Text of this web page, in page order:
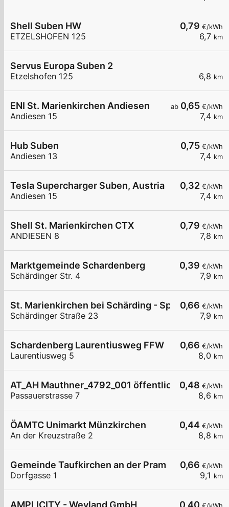
0,79 €/kWh
6,7 km
Shell Suben HW
ETZELSHOFEN 125
6,8 km
Servus Europa Suben 2
Etzelshofen 125
ab 0,65 €/kWh
7,4 km
ENI St. Marienkirchen Andiesen
Andiesen 15
0,75 €/kWh
7,4 km
Hub Suben
Andiesen 13
0,32 €/kWh
7,4 km
Tesla Supercharger Suben, Austria
Andiesen 15
0,79 €/kWh
7,8 km
Shell St. Marienkirchen CTX
ANDIESEN 8
0,39 €/kWh
7,9 km
Marktgemeinde Schardenberg
Schärdinger Str. 4
0,66 €/kWh
7,9 km
St. Marienkirchen bei Schärding - Spar
Schärdinger Straße 23
0,66 €/kWh
8,0 km
Schardenberg Laurentiusweg FFW
Laurentiusweg 5
0,48 €/kWh
8,6 km
AT_AH Mauthner_4792_001 öffentlich
Passauerstrasse 7
0,44 €/kWh
8,8 km
ÖAMTC Unimarkt Münzkirchen
An der Kreuzstraße 2
0,66 €/kWh
9,1 km
Gemeinde Taufkirchen an der Pram
Dorfgasse 1
0,40
AMPLICITY - Weyland GmbH